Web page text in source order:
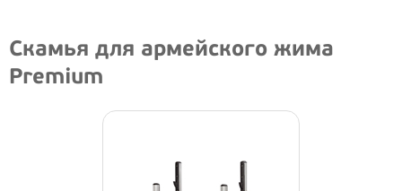
Скамья для армейского жима
Premium